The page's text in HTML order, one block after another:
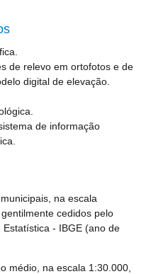
de relevo em ortofotos e de
digital de elevação.
de informação
na escala
cedidos pelo
- IBGE (ano de
médio, na escala 1:30.000,